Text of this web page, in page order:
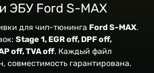
ЭБУ Ford S-MAX
для чип-тюнинга Ford S-MAX.
Stage 1, EGR off, DPF off,
off, TVA off. Каждый файл
совместимость гарантирована.